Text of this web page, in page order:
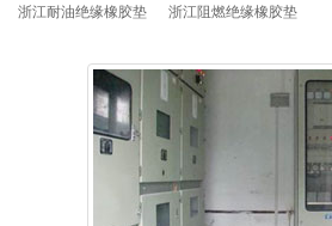
浙江耐油绝缘橡胶垫
浙江阻燃绝缘橡胶垫